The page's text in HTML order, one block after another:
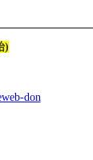
)
don